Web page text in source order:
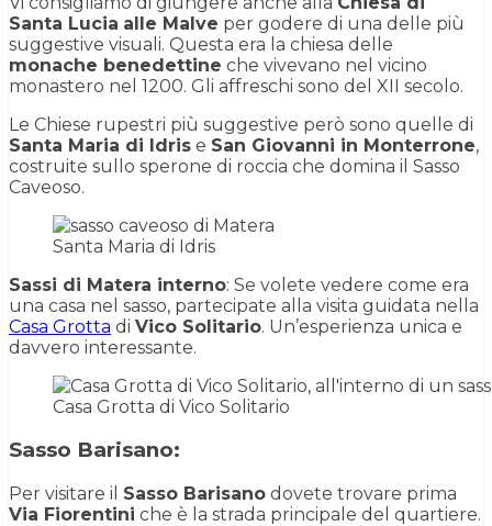
Santa Lucia alle Malve per godere di una delle più
suggestive visuali. Questa era la chiesa delle
monache benedettine che vivevano nel vicino
monastero nel 1200. Gli affreschi sono del XII secolo.
Le Chiese rupestri più suggestive però sono quelle di
Santa Maria di Idris e San Giovanni in Monterrone,
costruite sullo sperone di roccia che domina il Sasso
Caveoso.
Santa Maria di Idris
Sassi di Matera interno: Se volete vedere come era
una casa nel sasso, partecipate alla visita guidata nella
Casa Grotta di Vico Solitario. Un’esperienza unica e
davvero interessante.
Casa Grotta di Vico Solitario
Sasso Barisano:
Per visitare il Sasso Barisano dovete trovare prima
Via Fiorentini che è la strada principale del quartiere.